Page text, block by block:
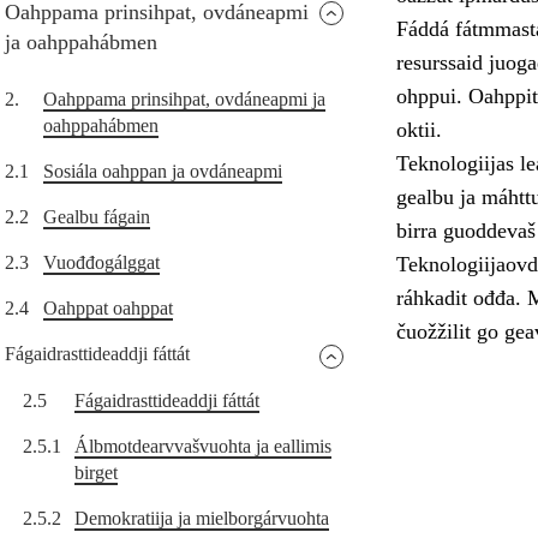
Oahppama prinsihpat, ovdáneapmi
ja oahppahábmen
2.
Oahppama prinsihpat, ovdáneapmi ja
oahppahábmen
2.1 Sosiála oahppan ja ovdáneapmi
2.2 Gealbu fágain
2.3 Vuođđogálggat
2.4 Oahppat oahppat
Fágaidrasttideaddji fáttát
2.5 Fágaidrasttideaddji fáttát
2.5.1
Álbmotdearvvašvuohta ja eallimis
birget
2.5.2 Demokratiija ja mielborgárvuohta
Fáddá
resurssaid
ohppui.
oktii.
Teknologiijas
gealbu ja
birra
ráhkadit ođđa.
čuožžilit go